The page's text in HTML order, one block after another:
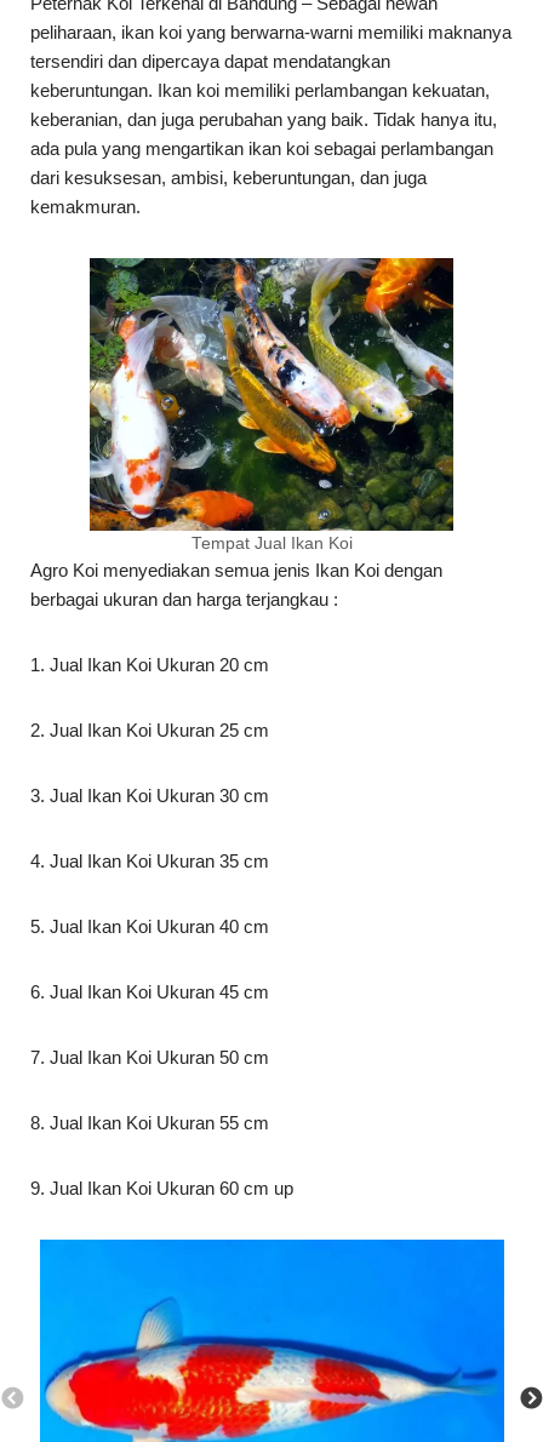
peliharaan, ikan koi yang berwarna-warni memiliki maknanya
tersendiri dan dipercaya dapat mendatangkan
keberuntungan. Ikan koi memiliki perlambangan kekuatan,
keberanian, dan juga perubahan yang baik. Tidak hanya itu,
ada pula yang mengartikan ikan koi sebagai perlambangan
dari kesuksesan, ambisi, keberuntungan, dan juga
kemakmuran.
Tempat Jual Ikan Koi
Agro Koi menyediakan semua jenis Ikan Koi dengan
berbagai ukuran dan harga terjangkau :
1. Jual Ikan Koi Ukuran 20 cm
2. Jual Ikan Koi Ukuran 25 cm
3. Jual Ikan Koi Ukuran 30 cm
4. Jual Ikan Koi Ukuran 35 cm
5. Jual Ikan Koi Ukuran 40 cm
6. Jual Ikan Koi Ukuran 45 cm
7. Jual Ikan Koi Ukuran 50 cm
8. Jual Ikan Koi Ukuran 55 cm
9. Jual Ikan Koi Ukuran 60 cm up